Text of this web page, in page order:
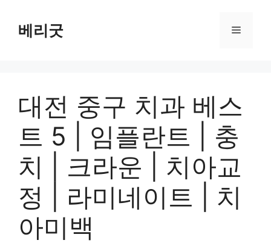
베리굿 메
대전 중구 치과 베스
트 5 | 임플란트 | 충
치 | 크라운 | 치아교
정 | 라미네이트 | 치
아미백